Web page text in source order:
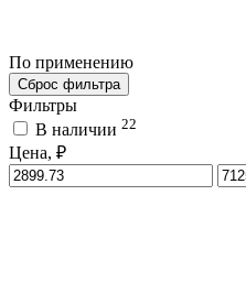
По применению
Сброс фильтра
Фильтры
В наличии 22
Цена, ₽